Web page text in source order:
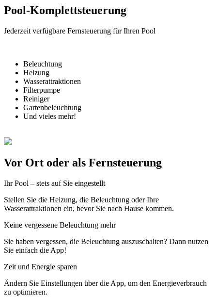
Pool-Komplettsteuerung
Jederzeit verfügbare Fernsteuerung für Ihren Pool
Beleuchtung
Heizung
Wasserattraktionen
Filterpumpe
Reiniger
Gartenbeleuchtung
Und vieles mehr!
Vor Ort oder als Fernsteuerung
Ihr Pool – stets auf Sie eingestellt
Stellen Sie die Heizung, die Beleuchtung oder Ihre
Wasserattraktionen ein, bevor Sie nach Hause kommen.
Keine vergessene Beleuchtung mehr
Sie haben vergessen, die Beleuchtung auszuschalten? Dann nutzen
Sie einfach die App!
Zeit und Energie sparen
Ändern Sie Einstellungen über die App, um den Energieverbrauch
zu optimieren.